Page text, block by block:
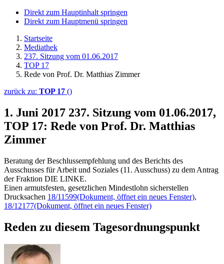
Direkt zum Hauptinhalt springen
Direkt zum Hauptmenü springen
Startseite
Mediathek
237. Sitzung vom 01.06.2017
TOP 17
Rede von Prof. Dr. Matthias Zimmer
zurück zu: TOP 17 ()
1. Juni 2017 237. Sitzung vom 01.06.2017,
TOP 17: Rede von Prof. Dr. Matthias
Zimmer
Beratung der Beschlussempfehlung und des Berichts des
Ausschusses für Arbeit und Soziales (11. Ausschuss) zu dem Antrag
der Fraktion DIE LINKE.
Einen armutsfesten, gesetzlichen Mindestlohn sicherstellen
Drucksachen 18/11599(Dokument, öffnet ein neues Fenster),
18/12177(Dokument, öffnet ein neues Fenster)
Reden zu diesem Tagesordnungspunkt